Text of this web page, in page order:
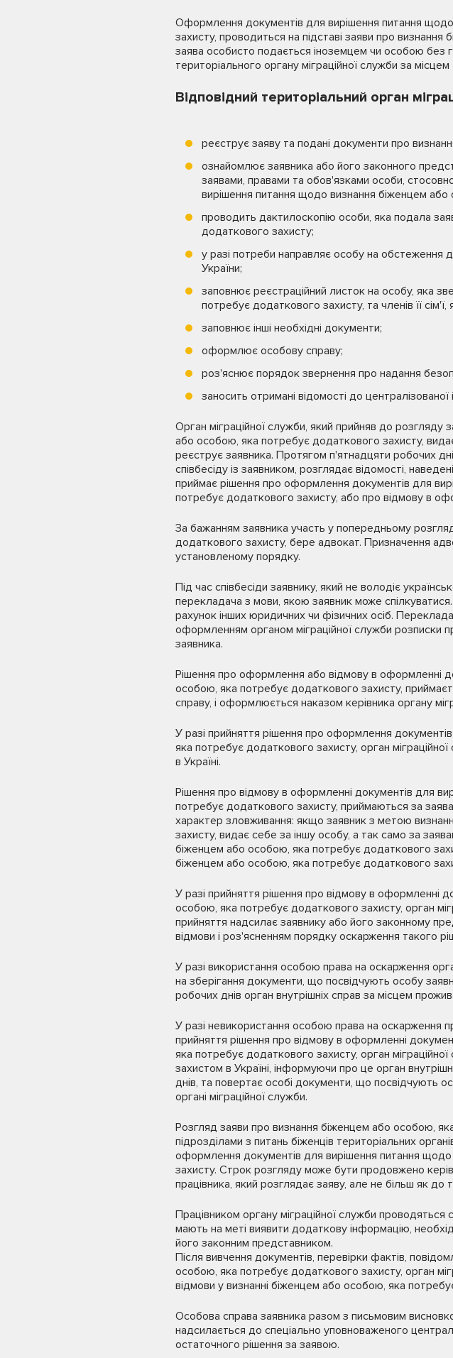
Оформлення документів для вирішення питання
захисту, проводиться на підставі заяви про
заява особисто подається іноземцем чи особою без
територіального органу міграційної служби за
Відповідний територіальний орган
реєструє заяву та подані документи про
ознайомлює заявника або його законного
заявами, правами та обов'язками особи,
вирішення питання щодо визнання біженцем
проводить дактилоскопію особи, яка подала
додаткового захисту;
у разі потреби направляє особу на обстеження
України;
заповнює реєстраційний листок на особу, яка
потребує додаткового захисту, та членів її сім'ї,
заповнює інші необхідні документи;
оформлює особову справу;
роз'яснює порядок звернення про надання
заносить отримані відомості до
Орган міграційної служби, який прийняв до
або особою, яка потребує додаткового захисту,
реєструє заявника. Протягом п'ятнадцяти робочих
співбесіду із заявником, розглядає відомості,
приймає рішення про оформлення документів для
потребує додаткового захисту, або про відмову в
За бажанням заявника участь у попередньому
додаткового захисту, бере адвокат. Призначення
установленому порядку.
Під час співбесіди заявнику, який не володіє
перекладача з мови, якою заявник може
рахунок інших юридичних чи фізичних осіб.
оформленням органом міграційної служби розписки
заявника.
Рішення про оформлення або відмову в оформленні
особою, яка потребує додаткового захисту,
справу, і оформлюється наказом керівника органу
У разі прийняття рішення про оформлення
яка потребує додаткового захисту, орган
в Україні.
Рішення про відмову в оформленні документів для
потребує додаткового захисту, приймаються за
характер зловживання: якщо заявник з метою
захисту, видає себе за іншу особу, а так само за
біженцем або особою, яка потребує додаткового
біженцем або особою, яка потребує додаткового
У разі прийняття рішення про відмову в оформленні
особою, яка потребує додаткового захисту, орган
прийняття надсилає заявнику або його законному
відмови і роз'ясненням порядку оскарження такого
У разі використання особою права на оскарження
на зберігання документи, що посвідчують особу
робочих днів орган внутрішніх справ за місцем
У разі невикористання особою права на оскарження
прийняття рішення про відмову в оформленні
яка потребує додаткового захисту, орган
захистом в Україні, інформуючи про це орган
днів, та повертає особі документи, що посвідчують
органі міграційної служби.
Розгляд заяви про визнання біженцем або особою,
підрозділами з питань біженців територіальних
оформлення документів для вирішення питання
захисту. Строк розгляду може бути продовжено
працівника, який розглядає заяву, але не більш як до
Працівником органу міграційної служби проводяться
мають на меті виявити додаткову інформацію,
його законним представником.
Після вивчення документів, перевірки фактів,
особою, яка потребує додаткового захисту, орган
відмови у визнанні біженцем або особою, яка
Особова справа заявника разом з письмовим
надсилається до спеціально уповноваженого
остаточного рішення за заявою.